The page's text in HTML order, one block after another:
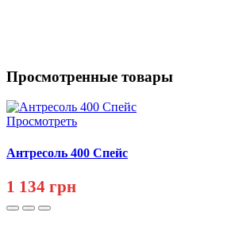
Просмотренные товары
Просмотреть
Антресоль 400 Спейс
1 134 грн